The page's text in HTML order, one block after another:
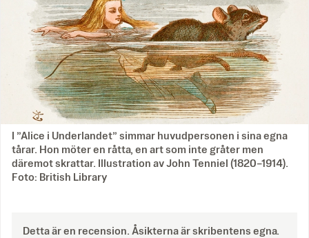
I ”Alice i Underlandet” simmar huvudpersonen i sina egna
tårar. Hon möter en råtta, en art som inte gråter men
däremot skrattar. Illustration av John Tenniel (1820–1914).
Foto: British Library
Detta är en recension. Åsikterna är skribentens egna.